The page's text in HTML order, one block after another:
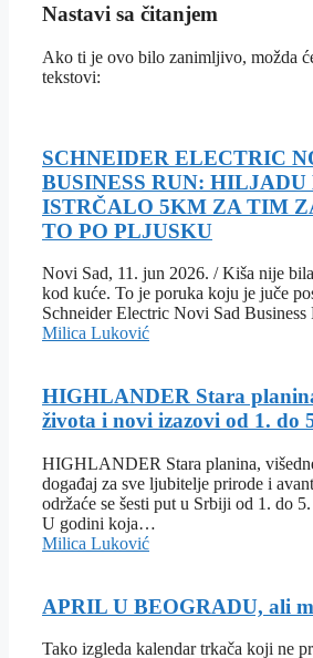
Nastavi sa čitanjem
Ako ti je ovo bilo zanimljivo, možda
tekstovi:
SCHNEIDER ELECTRIC
BUSINESS RUN: HILJADU
ISTRČALO 5KM ZA TIM
TO PO PLJUSKU
Novi Sad, 11. jun 2026. / Kiša nije
kod kuće. To je poruka koju je juče
Schneider Electric Novi Sad
Milica Luković
HIGHLANDER Stara
života i novi izazovi od 1. do
HIGHLANDER Stara planina,
događaj za sve ljubitelje prirode i
održaće se šesti put u Srbiji od 1. do
U godini koja…
Milica Luković
APRIL U BEOGRADU, ali
Tako izgleda kalendar trkača koji ne